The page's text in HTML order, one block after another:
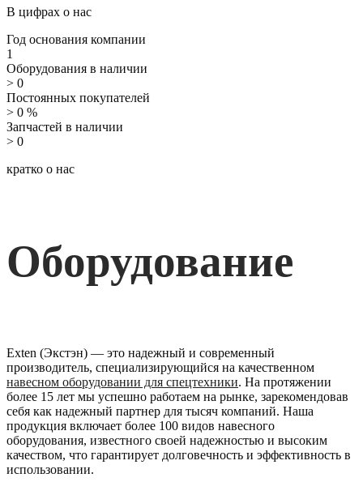
В цифрах о нас
Год основания компании
1
Оборудования в наличии
> 0
Постоянных покупателей
> 0 %
Запчастей в наличии
> 0
кратко о нас
Оборудование
Exten (Экстэн) — это надежный и современный
производитель, специализирующийся на качественном
навесном оборудовании для спецтехники. На протяжении
более 15 лет мы успешно работаем на рынке, зарекомендовав
себя как надежный партнер для тысяч компаний. Наша
продукция включает более 100 видов навесного
оборудования, известного своей надежностью и высоким
качеством, что гарантирует долговечность и эффективность в
использовании.